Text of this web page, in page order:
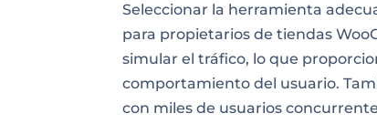
Seleccionar la herramienta
para propietarios de tiendas
simular el tráfico, lo que
comportamiento del usuario.
con miles de usuarios